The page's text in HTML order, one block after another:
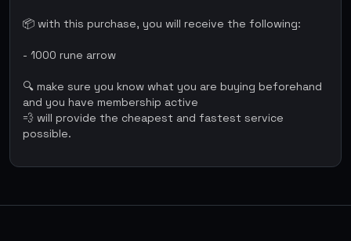
📦 with this purchase, you will receive the following:
- 1000 rune arrow
🔍 make sure you know what you are buying beforehand
and you have membership active
💨 will provide the cheapest and fastest service
possible.